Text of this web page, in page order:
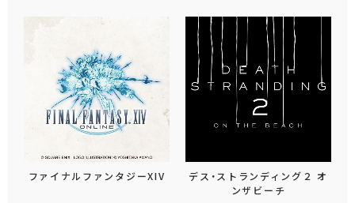
ファイナルファンタジーXIV
デス・ストランディング２ オ
ンザビーチ